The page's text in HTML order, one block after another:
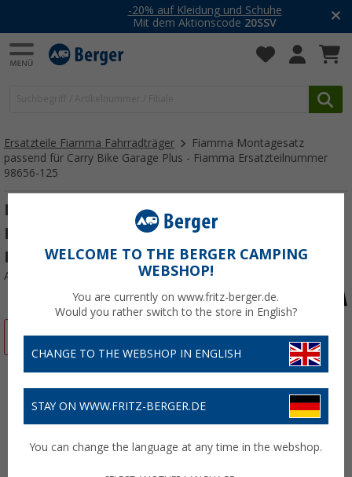
-20% auf Kleidung und Schuhe
Mit dem Aktionscode20SSV
Ersatzteile Fiamma Fahrradträger
Fiamma Montagesatz
passend für Carry Bike Garage Plus - Fiamma Ersatzteilnummer
98656-125
Fiamma Montagesatz passend für Carry
Bike Garage Plus - Fiamma
Ersatzteilnummer 98656-125
Art.-Nr.: 115907
%
WELCOME TO THE BERGER CAMPING
WEBSHOP!
You are currently on www.fritz-berger.de.
Would you rather switch to the store in English?
CHANGE TO THE WEBSHOP IN ENGLISH
STAY ON WWW.FRITZ-BERGER.DE
You can change the language at any time in the webshop.